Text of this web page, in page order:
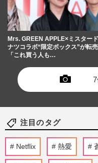
Mrs. GREEN APPLE×ミスター
ナツコラボ“限定ボックス”が転売
「これ買う人も…
注目のタグ
Netflix 熱愛